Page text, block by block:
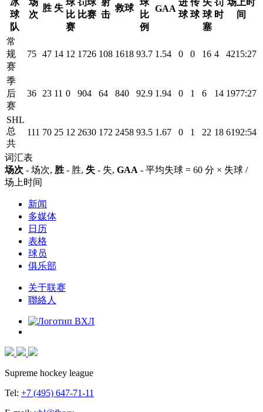
球
队
次
胜 失
比
赛
比赛 击
救球
比
例
GAA
球 球 球
塞
时
间
常
规
赛
75 47 14 12 1726 108 1618 93.7 1.54 0 0 16 4 4215:27
季
后
赛
36 23 11 0 904 64 840 92.9 1.94 0 1 6 14 1977:27
SHL
总
共
111 70 25 12 2630 172 2458 93.5 1.67 0 1 22 18 6192:54
词汇表
场次 - 场次, 胜 - 胜, 失 - 失, GAA - 平均失球 = 60 分 × 失球 /
场上时间
新闻
多媒体
日历
表格
球员
俱乐部
关于联赛
聯絡人
Supreme hockey league
Tel: +7 (495) 647-71-11